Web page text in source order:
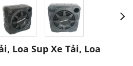
Loa Sup Xe Tải, Loa